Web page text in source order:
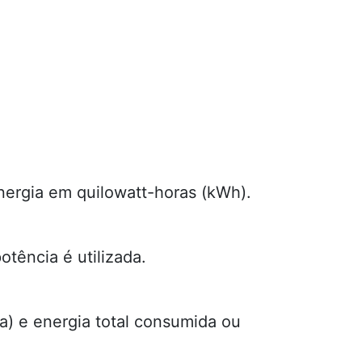
em quilowatt-horas (kWh).
é utilizada.
e energia total consumida ou